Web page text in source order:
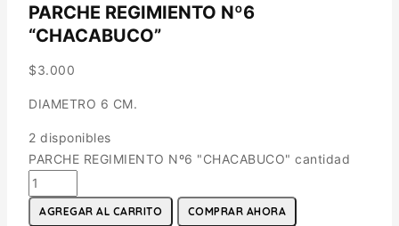
PARCHE REGIMIENTO Nº6
“CHACABUCO”
$3.000
DIAMETRO 6 CM.
2 disponibles
PARCHE REGIMIENTO Nº6 "CHACABUCO" cantidad
AGREGAR AL CARRITO COMPRAR AHORA